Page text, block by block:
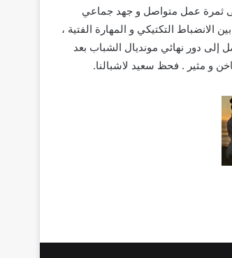
ثمرة عمل متواصل و جهد جماعي
التكتيكي و المهارة الفتية ،
إلى دور نهائي مونديال الشباب بعد
و مثير . فحظ سعيد لاشبالنا.